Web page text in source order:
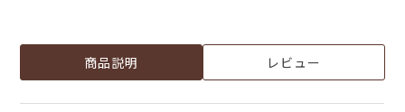
商品説明 レビュー